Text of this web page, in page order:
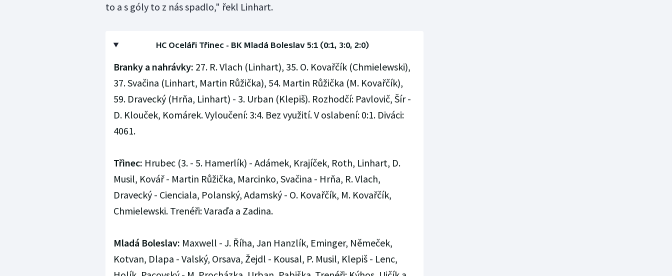
to a s góly to z nás spadlo," řekl Linhart.
HC Oceláři Třinec - BK Mladá Boleslav 5:1 (0:1, 3:0, 2:0)
Branky a nahrávky: 27. R. Vlach (Linhart), 35. O. Kovařčík (Chmielewski),
37. Svačina (Linhart, Martin Růžička), 54. Martin Růžička (M. Kovařčík),
59. Dravecký (Hrňa, Linhart) - 3. Urban (Klepiš). Rozhodčí: Pavlovič, Šír -
D. Klouček, Komárek. Vyloučení: 3:4. Bez využití. V oslabení: 0:1. Diváci:
4061.
Třinec: Hrubec (3. - 5. Hamerlík) - Adámek, Krajíček, Roth, Linhart, D.
Musil, Kovář - Martin Růžička, Marcinko, Svačina - Hrňa, R. Vlach,
Dravecký - Cienciala, Polanský, Adamský - O. Kovařčík, M. Kovařčík,
Chmielewski. Trenéři: Varaďa a Zadina.
Mladá Boleslav: Maxwell - J. Říha, Jan Hanzlík, Eminger, Němeček,
Kotvan, Dlapa - Valský, Orsava, Žejdl - Kousal, P. Musil, Klepiš - Lenc,